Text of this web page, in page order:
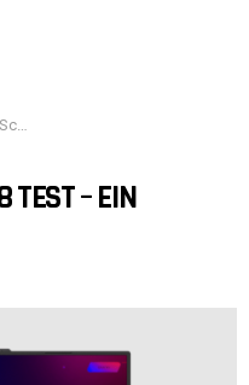
Biest
TEST – EIN